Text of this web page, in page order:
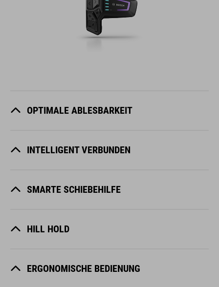
OPTIMALE ABLESBARKEIT
INTELLIGENT VERBUNDEN
SMARTE SCHIEBEHILFE
HILL HOLD
ERGONOMISCHE BEDIENUNG